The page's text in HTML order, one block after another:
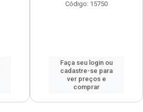
Código: 15750
Faça seu login ou
cadastre-se para
ver preços e
comprar